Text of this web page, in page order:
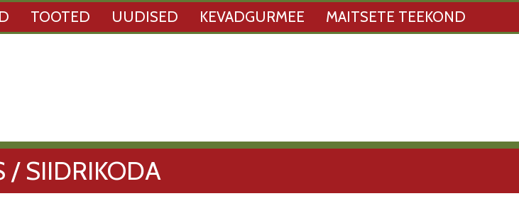
TOOTED UUDISED KEVADGURMEE MAITSETE TEEKOND
/ SIIDRIKODA